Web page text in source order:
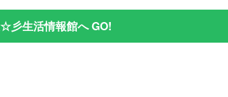
彡生活情報館へ GO!